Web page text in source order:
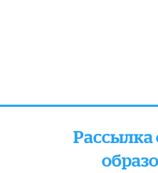
Рассылка